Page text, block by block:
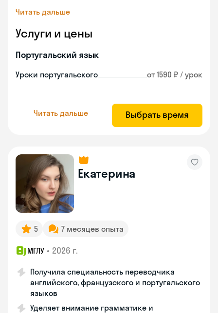
Читать дальше
Услуги и цены
Португальский язык
Уроки португальского от 1590 ₽ / урок
Читать дальше Выбрать время
Екатерина
5 7 месяцев опыта
МГЛУ • 2026 г.
Получила специальность переводчика
английского, французского и португальского
языков
Уделяет внимание грамматике и